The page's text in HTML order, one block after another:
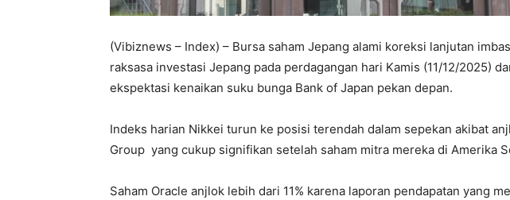
(Vibiznews – Index) – Bursa saham Jepang alami koreksi lanjutan
raksasa investasi Jepang pada perdagangan hari Kamis (11/12/2025)
ekspektasi kenaikan suku bunga Bank of Japan pekan depan.
Indeks harian Nikkei turun ke posisi terendah dalam sepekan akibat
Group yang cukup signifikan setelah saham mitra mereka di Amerika
Saham Oracle anjlok lebih dari 11% karena laporan pendapatan yang